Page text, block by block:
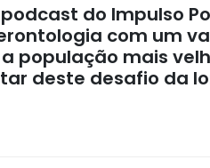
do Impulso
com um
população mais
deste desafio da